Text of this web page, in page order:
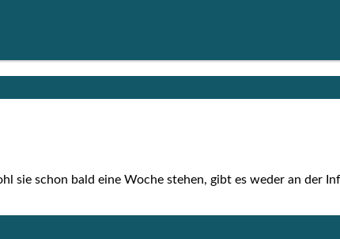
sie schon bald eine Woche ste­hen, gibt es weder an der